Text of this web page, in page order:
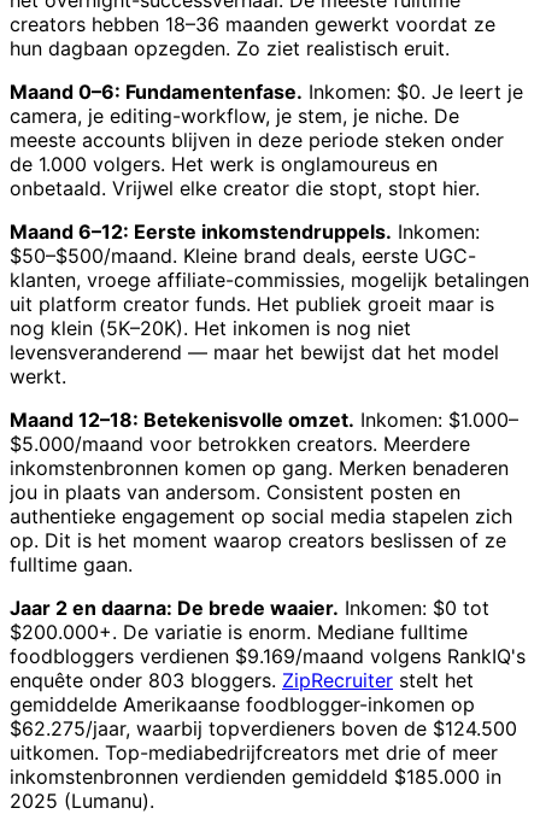
creators hebben 18–36 maanden gewerkt voordat ze
hun dagbaan opzegden. Zo ziet realistisch eruit.
Maand 0–6: Fundamentenfase. Inkomen: $0. Je leert je
camera, je editing-workflow, je stem, je niche. De
meeste accounts blijven in deze periode steken onder
de 1.000 volgers. Het werk is onglamoureus en
onbetaald. Vrijwel elke creator die stopt, stopt hier.
Maand 6–12: Eerste inkomstendruppels. Inkomen:
$50–$500/maand. Kleine brand deals, eerste UGC-
klanten, vroege affiliate-commissies, mogelijk betalingen
uit platform creator funds. Het publiek groeit maar is
nog klein (5K–20K). Het inkomen is nog niet
levensveranderend — maar het bewijst dat het model
werkt.
Maand 12–18: Betekenisvolle omzet. Inkomen: $1.000–
$5.000/maand voor betrokken creators. Meerdere
inkomstenbronnen komen op gang. Merken benaderen
jou in plaats van andersom. Consistent posten en
authentieke engagement op social media stapelen zich
op. Dit is het moment waarop creators beslissen of ze
fulltime gaan.
Jaar 2 en daarna: De brede waaier. Inkomen: $0 tot
$200.000+. De variatie is enorm. Mediane fulltime
foodbloggers verdienen $9.169/maand volgens RankIQ's
enquête onder 803 bloggers. ZipRecruiter stelt het
gemiddelde Amerikaanse foodblogger-inkomen op
$62.275/jaar, waarbij topverdieners boven de $124.500
uitkomen. Top-mediabedrijfcreators met drie of meer
inkomstenbronnen verdienden gemiddeld $185.000 in
2025 (Lumanu).